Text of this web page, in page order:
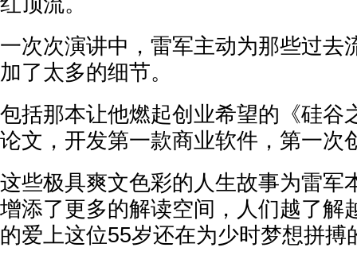
一次次演讲中，雷军主动为那些过去
加了太多的细节。
包括那本让他燃起创业希望的《硅谷
论文，开发第一款商业软件，第一次
这些极具爽文色彩的人生故事为雷军
增添了更多的解读空间，人们越了解
的爱上这位55岁还在为少时梦想拼搏